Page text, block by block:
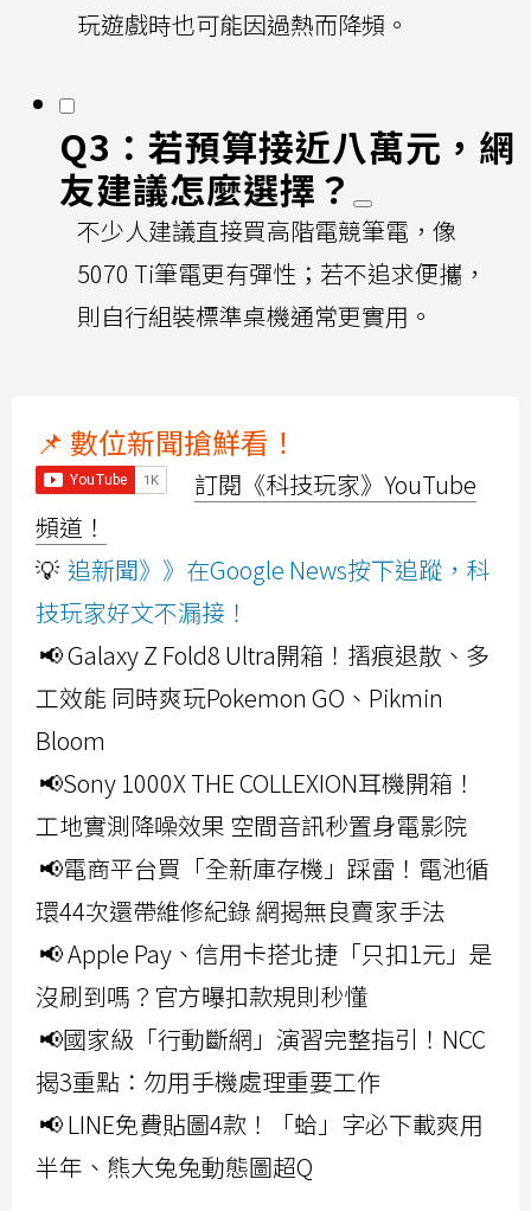
玩遊戲時也可能因過熱而降頻。
Q3：若預算接近八萬元，網
友建議怎麼選擇？
不少人建議直接買高階電競筆電，像
5070 Ti筆電更有彈性；若不追求便攜，
則自行組裝標準桌機通常更實用。
📌 數位新聞搶鮮看！
訂閱《科技玩家》YouTube
頻道！
💡 追新聞》》在Google News按下追蹤，科
技玩家好文不漏接！
📢 Galaxy Z Fold8 Ultra開箱！摺痕退散、多
工效能 同時爽玩Pokemon GO、Pikmin
Bloom
📢Sony 1000X THE COLLEXION耳機開箱！
工地實測降噪效果 空間音訊秒置身電影院
📢電商平台買「全新庫存機」踩雷！電池循
環44次還帶維修紀錄 網揭無良賣家手法
📢 Apple Pay、信用卡搭北捷「只扣1元」是
沒刷到嗎？官方曝扣款規則秒懂
📢國家級「行動斷網」演習完整指引！NCC
揭3重點：勿用手機處理重要工作
📢 LINE免費貼圖4款！「蛤」字必下載爽用
半年、熊大兔兔動態圖超Q